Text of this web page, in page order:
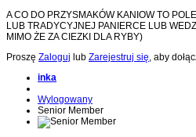
A CO DO PRZYSMAKÓW KANIOW TO
LUB TRADYCYJNEJ PANIERCE LUB
MIMO ŻE ZA CIEZKI DLA RYBY)
Proszę Zaloguj lub Zarejestruj się, aby
inka
Wylogowany
Senior Member